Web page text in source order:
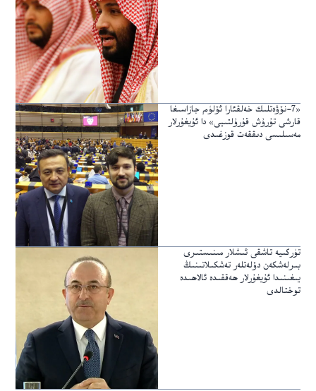
«7-نۆۋەتلىك خەلقئارا ئۆلۈم جازاسىغا
قارشى تۇرۇش قۇرۇلتىيى» دا ئۇيغۇرلار
مەسىلىسى دىققەت قوزغىدى
تۈركىيە تاشقى ئىشلار مىنىستىرى
بىرلەشكەن دۆلەتلەر تەشكىلاتىنىڭ
يىغىنىدا ئۇيغۇرلار ھەققىدە ئالاھىدە
توختالدى